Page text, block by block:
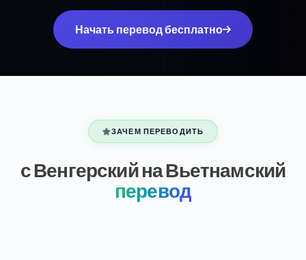
Начать перевод бесплатно
ЗАЧЕМ ПЕРЕВОДИТЬ
с Венгерский на Вьетнамский
перевод